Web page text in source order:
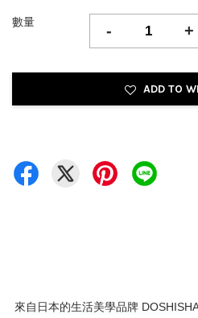
數量 - +
ADD TO
來自日本的生活美學品牌